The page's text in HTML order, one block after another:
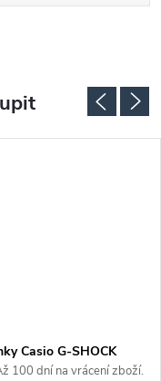
Casio G-SHOCK
1AER
100 dní na vrácení zboží.